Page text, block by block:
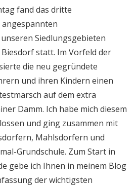
fand das dritte
Siedlungsgebieten
statt. Im Vorfeld der
die neu gegründete
und ihren Kindern einen
auf dem extra
Damm. Ich habe mich diesem
und ging zusammen mit
Mahlsdorfern und
Grundschule. Zum Start in
gebe ich Ihnen in meinem Blog
der wichtigsten